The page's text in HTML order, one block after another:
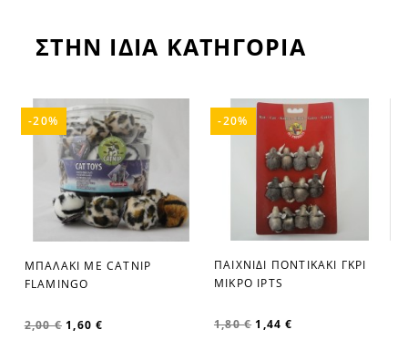
ΣΤΗΝ ΙΔΙΑ ΚΑΤΗΓΟΡΙΑ
favorite_border
ΜΠΑΛΑΚΙ ΜΕ CATNIP
FLAMINGO
2,00 € 1,60 €
-20%
favorite_border
ΠΑΙΧΝΙΔΙ ΠΟΝΤΙΚΑΚΙ ΓΚΡΙ
ΜΙΚΡΟ IPTS
1,80 € 1,44 €
-20%